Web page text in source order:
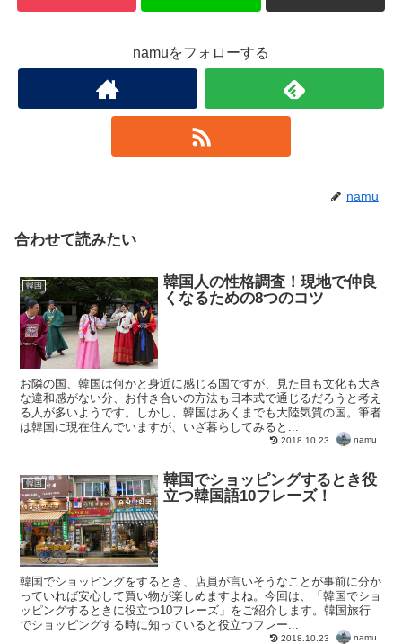
namuをフォローする
namu
合わせて読みたい
韓国
韓国人の性格調査！現地で仲良
くなるための8つのコツ
お隣の国、韓国は何かと身近に感じる国ですが、見た目も文化も大き
な違和感がない分、お付き合いの方法も日本式で通じるだろうと考え
る人が多いようです。しかし、韓国はあくまでも大陸気質の国。筆者
は韓国に現在住んでいますが、いざ暮らしてみると...
2018.10.23 namu
韓国
韓国でショッピングするとき役
立つ韓国語10フレーズ！
韓国でショッピングをするとき、店員が言いそうなことが事前に分か
っていれば安心して買い物が楽しめますよね。今回は、「韓国でショ
ッピングするときに役立つ10フレーズ」をご紹介します。韓国旅行
でショッピングする時に知っていると役立つフレー...
2018.10.23 namu